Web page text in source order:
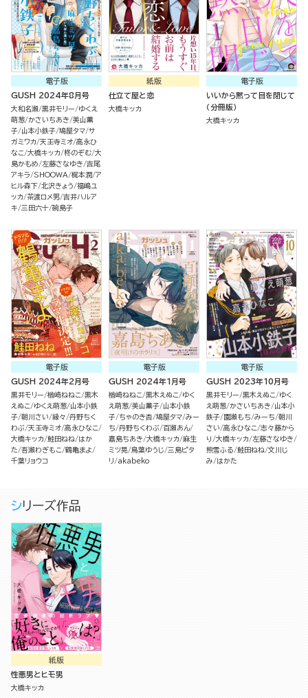
電子版
GUSH 2024年8月号
大和名瀬 黒井モリー
ゆくえ
萌葱 かさいちあき 美山薫
子 山本小鉄子 鳩屋タマ サ
ガミワカ 天王寺ミオ 高永ひ
なこ 大橋キッカ 柊のぞむ 大
島かもめ 左藤さなゆき 吉尾
アキラ SHOOWA 梶本潤 ア
ヒル森下 北沢きょう 福嶋ユ
ッカ 茶渡ロメ男 吉井ハルア
キ 三田六十 碗島子
紙版
仕立て屋と恋
大橋キッカ
電子版
いいから黙って目を閉じて
（分冊版）
大橋キッカ
電子版
GUSH 2024年2月号
黒井モリー 楢崎ねねこ 黒木
えぬこ
ゆくえ萌葱 山本小鉄
子 朝川さい 縁々 丹野ちく
わぶ 天王寺ミオ 高永ひなこ
大橋キッカ 鮭田ねね
はか
た 吾瀬わぎもこ 鶴亀まよ
千葉リョウコ
電子版
GUSH 2024年1月号
楢崎ねねこ 黒木えぬこ
ゆく
え萌葱 美山薫子 山本小鉄
子 ちゃのき杏 鳩屋タマ みー
ち 丹野ちくわぶ 百瀬あん
嘉島ちあき 大橋キッカ 麻生
ミツ晃 鳥葉ゆうじ 三島ピタ
リ
akabeko
電子版
GUSH 2023年10月号
黒井モリー 黒木えぬこ
ゆく
え萌葱 かさいちあき
山本小
鉄子 園瀬もち みーち 朝川
さい 高永ひなこ 志々藤から
り
大橋キッカ 左藤さなゆき
熊雪ふる 鮭田ねね 文川じ
み
はかた
シリーズ作品
紙版
性悪男とヒモ男
大橋キッカ